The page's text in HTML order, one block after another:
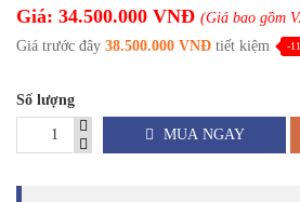
Giá: 34.500.000 VNĐ (Giá bao gồm
Giá trước đây 38.500.000 VNĐ tiết kiệm -
Số lượng
MUA NGAY